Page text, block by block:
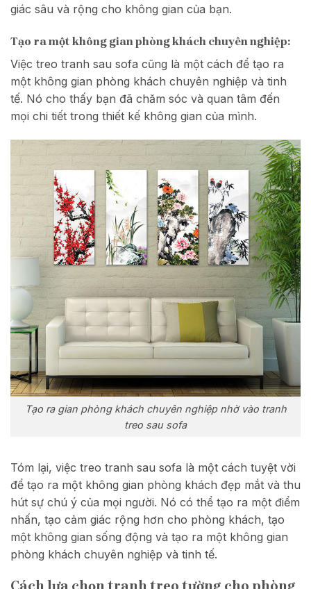
giác sâu và rộng cho không gian của bạn.
Tạo ra một không gian phòng khách chuyên nghiệp:
Việc treo tranh sau sofa cũng là một cách để tạo ra
một không gian phòng khách chuyên nghiệp và tinh
tế. Nó cho thấy bạn đã chăm sóc và quan tâm đến
mọi chi tiết trong thiết kế không gian của mình.
Tạo ra gian phòng khách chuyên nghiệp nhờ vào tranh
treo sau sofa
Tóm lại, việc treo tranh sau sofa là một cách tuyệt vời
để tạo ra một không gian phòng khách đẹp mắt và thu
hút sự chú ý của mọi người. Nó có thể tạo ra một điểm
nhấn, tạo cảm giác rộng hơn cho phòng khách, tạo
một không gian sống động và tạo ra một không gian
phòng khách chuyên nghiệp và tinh tế.
Cách lựa chọn tranh treo tường cho phòng